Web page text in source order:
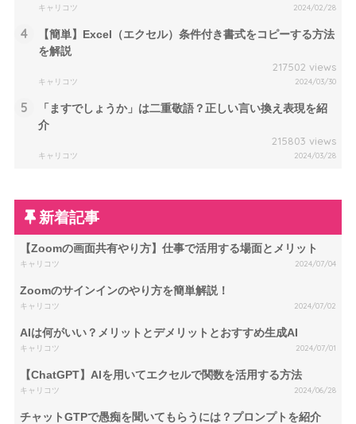
キャリコツ 2024/02/28
4
【簡単】Excel（エクセル）条件付き書式をコピーする方法
を解説
217502 views
キャリコツ 2024/03/30
5
「ますでしょうか」は二重敬語？正しい言い換え表現を紹
介
215803 views
キャリコツ 2024/03/28
新着記事
【Zoomの画面共有やり方】仕事で活用する場面とメリット
キャリコツ 2024/07/04
Zoomのサインインのやり方を簡単解説！
キャリコツ 2024/07/02
AIは何がいい？メリットとデメリットとおすすめ生成AI
キャリコツ 2024/07/01
【ChatGPT】AIを用いてエクセルで関数を活用する方法
キャリコツ 2024/06/28
チャットGTPで愚痴を聞いてもらうには？プロンプトを紹介